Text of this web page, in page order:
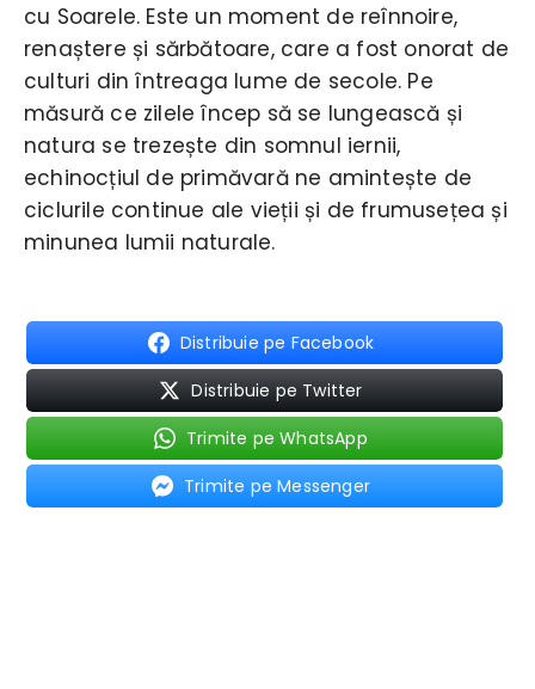
cu Soarele. Este un moment de reînnoire,
renaștere și sărbătoare, care a fost onorat de
culturi din întreaga lume de secole. Pe
măsură ce zilele încep să se lungească și
natura se trezește din somnul iernii,
echinocțiul de primăvară ne amintește de
ciclurile continue ale vieții și de frumusețea și
minunea lumii naturale.
Distribuie pe Facebook
Distribuie pe Twitter
Trimite pe WhatsApp
Trimite pe Messenger